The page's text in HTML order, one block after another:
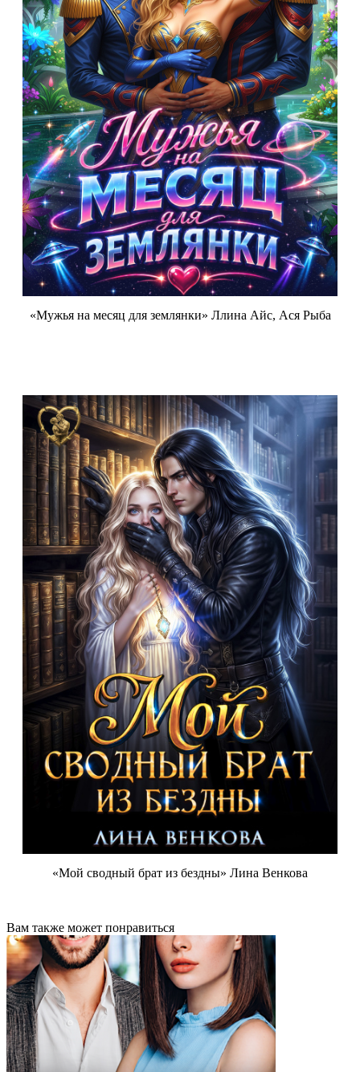
«Мужья на месяц для землянки» Ллина Айс, Ася Рыба
«Мой сводный брат из бездны» Лина Венкова
Вам также может понравиться